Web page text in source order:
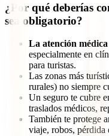
¿Por qué deberías
sea obligatorio?
La atención
especialmente en
para turistas.
Las zonas más
rurales) no siempre
Un seguro te cubre
traslados médicos,
También te protege
viaje, robos, pérdida